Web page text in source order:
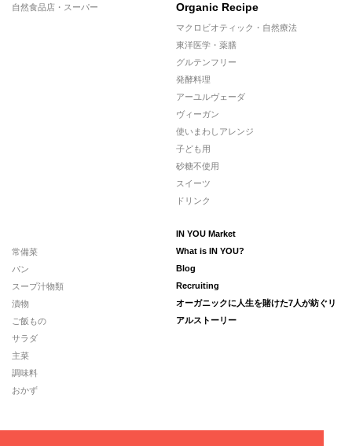
自然食品店・スーパー
Organic Recipe
マクロビオティック・自然療法
東洋医学・薬膳
グルテンフリー
発酵料理
アーユルヴェーダ
ヴィーガン
使いまわしアレンジ
子ども用
砂糖不使用
スイーツ
ドリンク
常備菜
パン
スープ汁物類
漬物
ご飯もの
サラダ
主菜
調味料
おかず
IN YOU Market
What is IN YOU?
Blog
Recruiting
オーガニックに人生を賭けた7人が紡ぐリ
アルストーリー